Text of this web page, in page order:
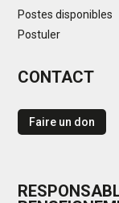
Postes disponibles
Postuler
CONTACT
Faire un don